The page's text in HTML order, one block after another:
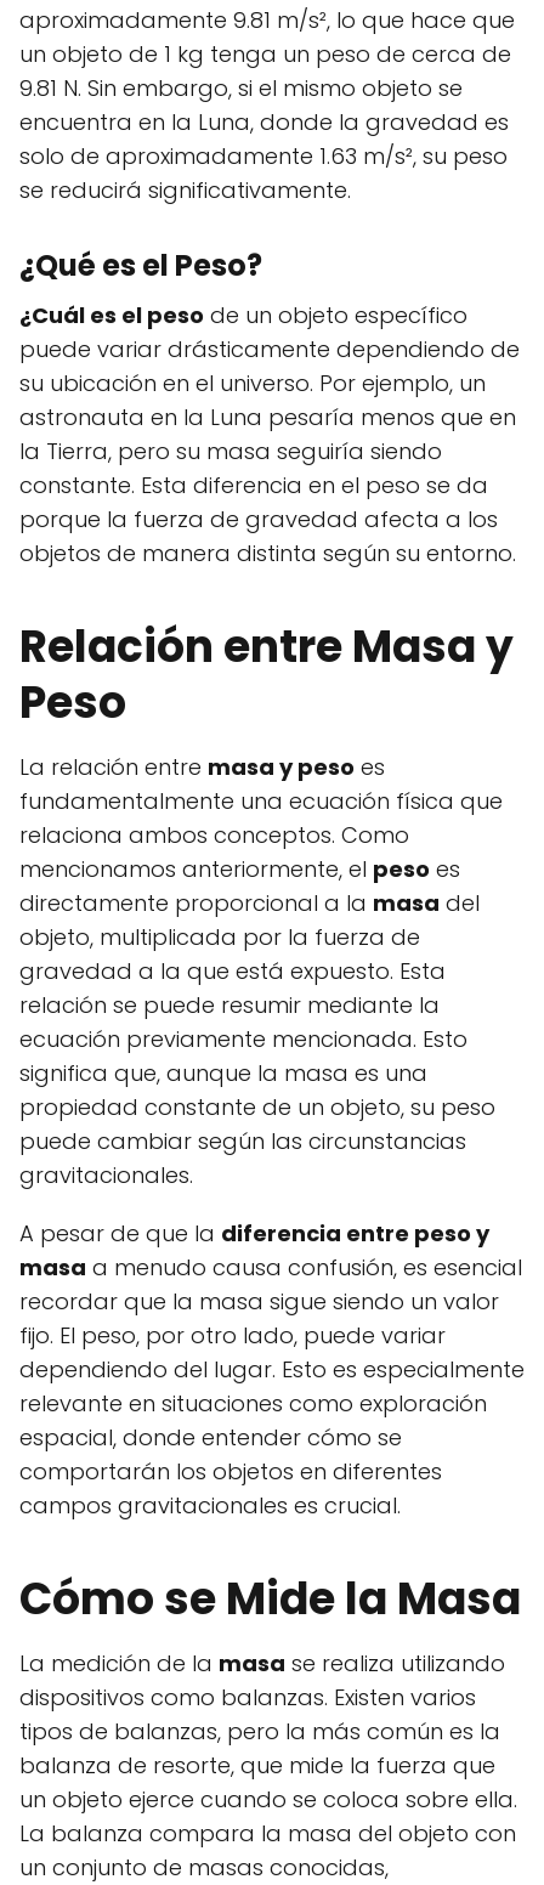
aproximadamente 9.81 m/s², lo que hace que
un objeto de 1 kg tenga un peso de cerca de
9.81 N. Sin embargo, si el mismo objeto se
encuentra en la Luna, donde la gravedad es
solo de aproximadamente 1.63 m/s², su peso
se reducirá significativamente.
¿Qué es el Peso?
¿Cuál es el peso de un objeto específico
puede variar drásticamente dependiendo de
su ubicación en el universo. Por ejemplo, un
astronauta en la Luna pesaría menos que en
la Tierra, pero su masa seguiría siendo
constante. Esta diferencia en el peso se da
porque la fuerza de gravedad afecta a los
objetos de manera distinta según su entorno.
Relación entre Masa y
Peso
La relación entre masa y peso es
fundamentalmente una ecuación física que
relaciona ambos conceptos. Como
mencionamos anteriormente, el peso es
directamente proporcional a la masa del
objeto, multiplicada por la fuerza de
gravedad a la que está expuesto. Esta
relación se puede resumir mediante la
ecuación previamente mencionada. Esto
significa que, aunque la masa es una
propiedad constante de un objeto, su peso
puede cambiar según las circunstancias
gravitacionales.
A pesar de que la diferencia entre peso y
masa a menudo causa confusión, es esencial
recordar que la masa sigue siendo un valor
fijo. El peso, por otro lado, puede variar
dependiendo del lugar. Esto es especialmente
relevante en situaciones como exploración
espacial, donde entender cómo se
comportarán los objetos en diferentes
campos gravitacionales es crucial.
Cómo se Mide la Masa
La medición de la masa se realiza utilizando
dispositivos como balanzas. Existen varios
tipos de balanzas, pero la más común es la
balanza de resorte, que mide la fuerza que
un objeto ejerce cuando se coloca sobre ella.
La balanza compara la masa del objeto con
un conjunto de masas conocidas,